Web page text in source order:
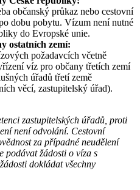
občanský průkaz nebo cestovní
dobu pobytu. Vízum není nutné
do Evropské unie.
ostatních zemí:
požadavcích včetně
víz pro občany třetích zemí
úřadů třetí země
věcí, zastupitelský úřad).
zastupitelských úřadů, proti
není odvolání. Cestovní
za případné neudělení
podávat žádosti o víza s
dokládat všechny